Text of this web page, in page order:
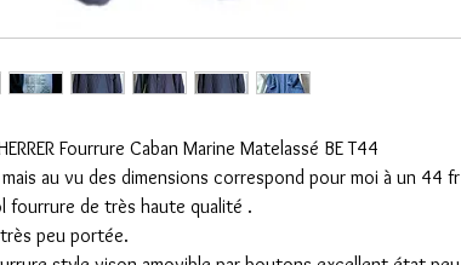
Fourrure Caban Marine Matelassé BE T44
au vu des dimensions correspond pour moi à un 44 fr
fourrure de très haute qualité .
peu portée.